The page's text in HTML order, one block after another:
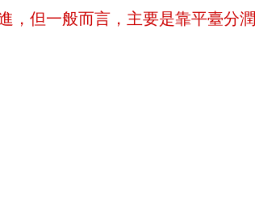
，但一般而言，主要是靠平臺分潤